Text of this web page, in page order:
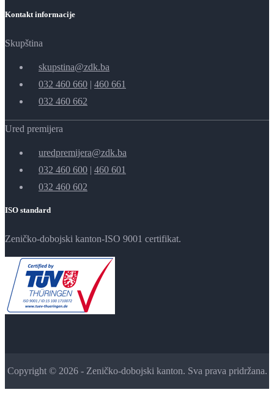
Kontakt informacije
Skupština
skupstina@zdk.ba
032 460 660 | 460 661
032 460 662
Ured premijera
uredpremijera@zdk.ba
032 460 600 | 460 601
032 460 602
ISO standard
Zeničko-dobojski kanton-ISO 9001 certifikat.
Copyright © 2026 - Zeničko-dobojski kanton. Sva prava pridržana.